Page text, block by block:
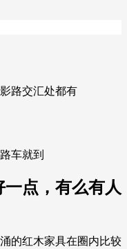
路交汇处都有
车就到
点，有么有人
的红木家具在圈内比较